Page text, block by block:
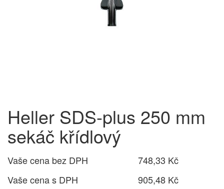
Heller SDS-plus 250 mm
sekáč křídlový
Vaše cena bez DPH
748,33 Kč
Vaše cena s DPH
905,48 Kč